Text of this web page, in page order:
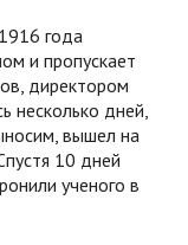
года
и пропускает
директором
несколько дней,
вышел на
10 дней
ученого в